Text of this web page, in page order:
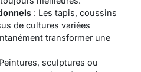
: Les tapis, coussins
de cultures variées
transformer une
sculptures ou